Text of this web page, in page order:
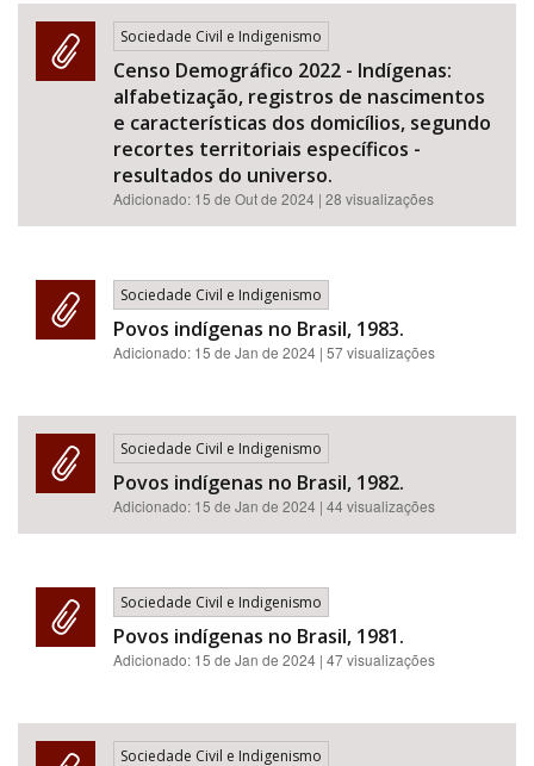
Sociedade Civil e Indigenismo
Censo Demográfico 2022 - Indígenas:
alfabetização, registros de nascimentos
e características dos domicílios, segundo
recortes territoriais específicos -
resultados do universo.
Adicionado: 15 de Out de 2024 | 28 visualizações
Sociedade Civil e Indigenismo
Povos indígenas no Brasil, 1983.
Adicionado: 15 de Jan de 2024 | 57 visualizações
Sociedade Civil e Indigenismo
Povos indígenas no Brasil, 1982.
Adicionado: 15 de Jan de 2024 | 44 visualizações
Sociedade Civil e Indigenismo
Povos indígenas no Brasil, 1981.
Adicionado: 15 de Jan de 2024 | 47 visualizações
Sociedade Civil e Indigenismo